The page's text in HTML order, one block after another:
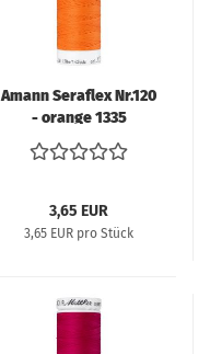
Amann Seraflex Nr.120
- orange 1335
3,65 EUR
3,65 EUR pro Stück